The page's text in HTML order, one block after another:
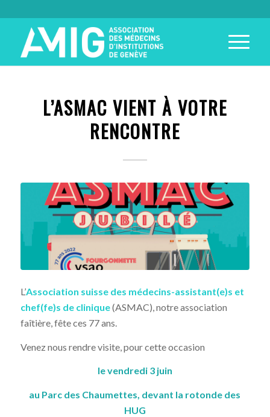
L’ASMAC VIENT À VOTRE
RENCONTRE
L’Association suisse des médecins-assistant(e)s et
chef(fe)s de clinique(ASMAC), notre association
faîtière, fête ces 77 ans.
Venez nous rendre visite, pour cette occasion
le vendredi 3 juin
au Parc des Chaumettes, devant la rotonde des
HUG